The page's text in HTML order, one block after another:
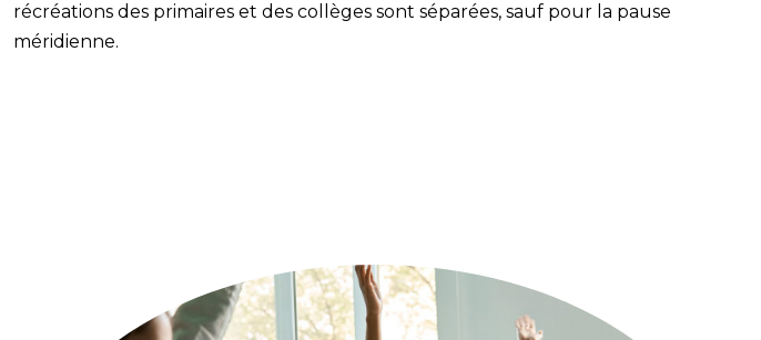
récréations des primaires et des collèges sont séparées, sauf pour la pause
méridienne.